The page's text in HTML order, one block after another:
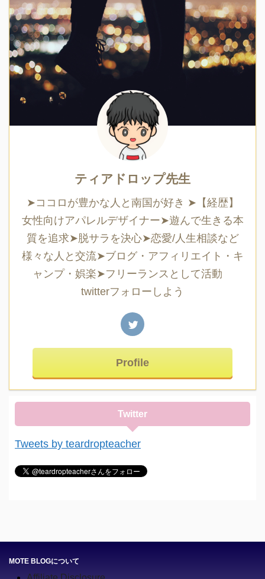
ティアドロップ先生
➤ココロが豊かな人と南国が好き ➤【経歴】
女性向けアパレルデザイナー➤遊んで生きる本
質を追求➤脱サラを決心➤恋愛/人生相談など
様々な人と交流➤ブログ・アフィリエイト・キ
ャンプ・娯楽➤フリーランスとして活動
twitterフォローしよう
Profile
Twitter
Tweets by teardropteacher
MOTE BLOGについて